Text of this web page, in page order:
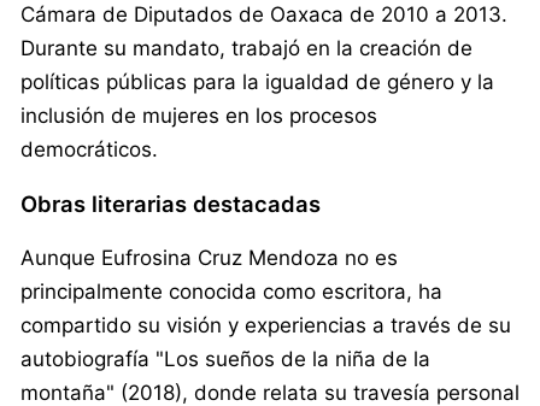
Cámara de Diputados de Oaxaca de 2010 a 2013.
Durante su mandato, trabajó en la creación de
políticas públicas para la igualdad de género y la
inclusión de mujeres en los procesos
democráticos.
Obras literarias destacadas
Aunque Eufrosina Cruz Mendoza no es
principalmente conocida como escritora, ha
compartido su visión y experiencias a través de su
autobiografía "Los sueños de la niña de la
montaña" (2018), donde relata su travesía personal